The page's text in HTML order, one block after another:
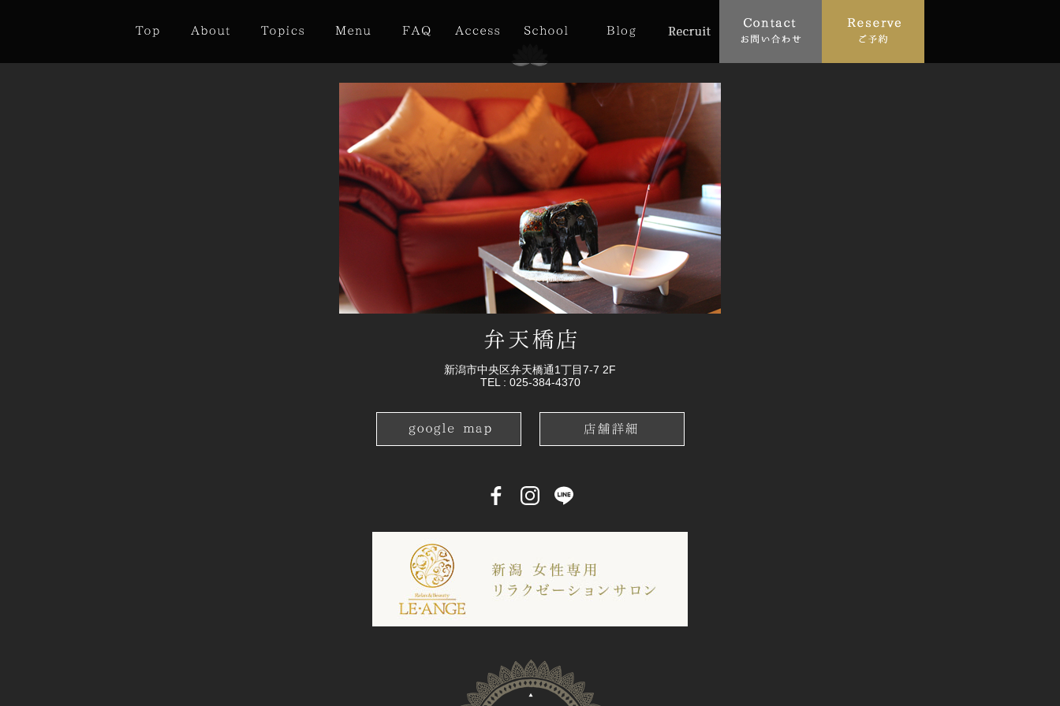
新潟市中央区弁天橋通1丁目7-7 2F
TEL : 025-384-4370